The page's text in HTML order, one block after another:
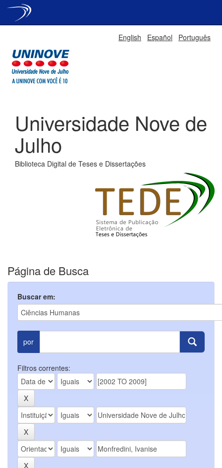
English Español Português
Universidade Nove de
Julho
Biblioteca Digital de Teses e Dissertações
Página de Busca
Buscar em:
por
Filtros correntes: